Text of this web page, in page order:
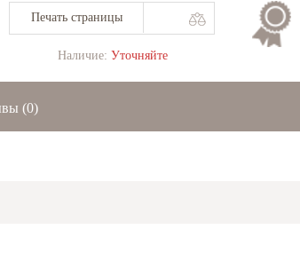
Печать страницы
Наличие: Уточняйте
(0)